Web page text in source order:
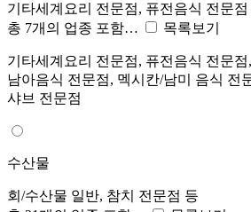
기타세계요리 전문점, 퓨전음식 전문점
총 7개의 업종 포함…
목록보기
기타세계요리 전문점, 퓨전음식 전문
남아음식 전문점, 멕시칸/남미 음식 전
샤브 전문점
수산물
회/수산물 일반, 참치 전문점 등